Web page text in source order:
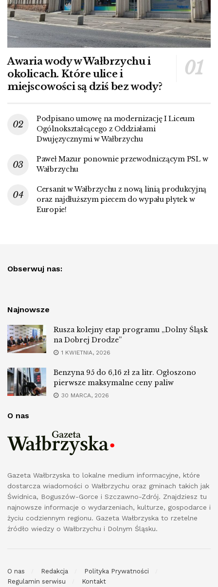
Awaria wody w Wałbrzychu i
okolicach. Które ulice i
miejscowości są dziś bez wody?
Podpisano umowę na modernizację I Liceum
Ogólnokształcącego z Oddziałami
Dwujęzycznymi w Wałbrzychu
Paweł Mazur ponownie przewodniczącym PSL w
Wałbrzychu
Cersanit w Wałbrzychu z nową linią produkcyjną
oraz najdłuższym piecem do wypału płytek w
Europie!
Obserwuj nas:
Najnowsze
Rusza kolejny etap programu „Dolny Śląsk
na Dobrej Drodze”
1 KWIETNIA, 2026
Benzyna 95 do 6,16 zł za litr. Ogłoszono
pierwsze maksymalne ceny paliw
30 MARCA, 2026
O nas
Gazeta Wałbrzyska to lokalne medium informacyjne, które
dostarcza wiadomości o Wałbrzychu oraz gminach takich jak
Świdnica, Boguszów-Gorce i Szczawno-Zdrój. Znajdziesz tu
najnowsze informacje o wydarzeniach, kulturze, gospodarce i
życiu codziennym regionu. Gazeta Wałbrzyska to rzetelne
źródło wiedzy o Wałbrzychu i Dolnym Śląsku.
O nas Redakcja
Polityka Prywatności
Regulamin serwisu
Kontakt